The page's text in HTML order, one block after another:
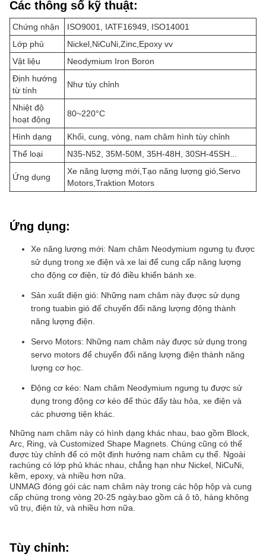
Các thông số kỹ thuật:
Chứng nhận
ISO9001, IATF16949, ISO14001
Lớp phủ
Nickel,NiCuNi,Zinc,Epoxy vv
Vật liệu
Neodymium Iron Boron
Định hướng
từ tính
Như tùy chỉnh
Nhiệt độ
hoạt động
80~220°C
Hình dạng
Khối, cung, vòng, nam châm hình tùy chỉnh
Thể loại
N35-N52, 35M-50M, 35H-48H, 30SH-45SH...
Ứng dụng
Xe năng lượng mới,Tạo năng lượng gió,Servo
Motors,Traktion Motors
Ứng dụng:
Xe năng lượng mới: Nam châm Neodymium ngưng tụ được
sử dụng trong xe điện và xe lai để cung cấp năng lượng
cho động cơ điện, từ đó điều khiển bánh xe.
Sản xuất điện gió: Những nam châm này được sử dụng
trong tuabin gió để chuyển đổi năng lượng động thành
năng lượng điện.
Servo Motors: Những nam châm này được sử dụng trong
servo motors để chuyển đổi năng lượng điện thành năng
lượng cơ học.
Động cơ kéo: Nam châm Neodymium ngưng tụ được sử
dụng trong động cơ kéo để thúc đẩy tàu hỏa, xe điện và
các phương tiện khác.
Những nam châm này có hình dạng khác nhau, bao gồm Block,
Arc, Ring, và Customized Shape Magnets. Chúng cũng có thể
được tùy chỉnh để có một định hướng nam châm cụ thể. Ngoài
rachúng có lớp phủ khác nhau, chẳng hạn như Nickel, NiCuNi,
kẽm, epoxy, và nhiều hơn nữa.
UNMAG đóng gói các nam châm này trong các hộp hộp và cung
cấp chúng trong vòng 20-25 ngày.bao gồm cả ô tô, hàng không
vũ trụ, điện tử, và nhiều hơn nữa.
Tùy chỉnh: